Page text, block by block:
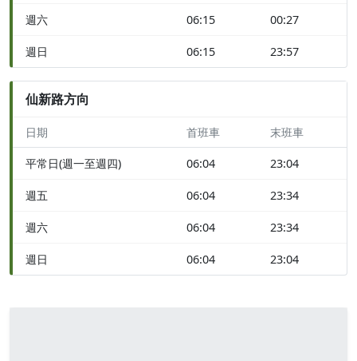
週六 06:15 00:27
週日 06:15 23:57
仙新路方向
日期 首班車 末班車
平常日(週一至週四) 06:04 23:04
週五 06:04 23:34
週六 06:04 23:34
週日 06:04 23:04